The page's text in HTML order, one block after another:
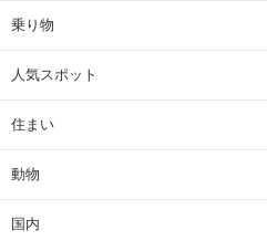
乗り物
人気スポット
住まい
動物
国内